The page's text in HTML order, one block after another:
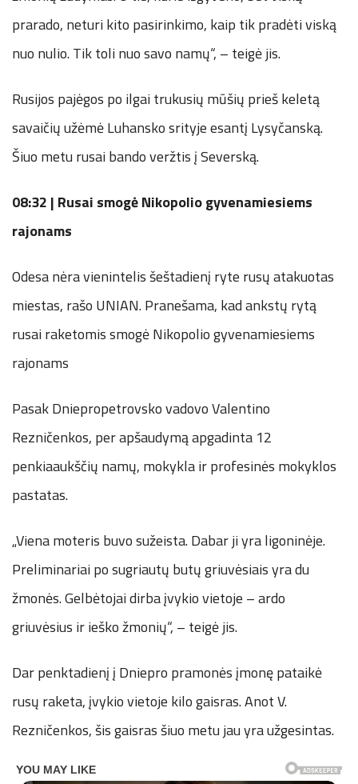
prarado, neturi kito pasirinkimo, kaip tik pradėti viską
nuo nulio. Tik toli nuo savo namų“, – teigė jis.
Rusijos pajėgos po ilgai trukusių mūšių prieš keletą
savaičių užėmė Luhansko srityje esantį Lysyčanską.
Šiuo metu rusai bando veržtis į Severską.
08:32 | Rusai smogė Nikopolio gyvenamiesiems
rajonams
Odesa nėra vienintelis šeštadienį ryte rusų atakuotas
miestas, rašo UNIAN. Pranešama, kad ankstų rytą
rusai raketomis smogė Nikopolio gyvenamiesiems
rajonams
Pasak Dniepropetrovsko vadovo Valentino
Rezničenkos, per apšaudymą apgadinta 12
penkiaaukščių namų, mokykla ir profesinės mokyklos
pastatas.
„Viena moteris buvo sužeista. Dabar ji yra ligoninėje.
Preliminariai po sugriautų butų griuvėsiais yra du
žmonės. Gelbėtojai dirba įvykio vietoje – ardo
griuvėsius ir ieško žmonių“, – teigė jis.
Dar penktadienį į Dniepro pramonės įmonę pataikė
rusų raketa, įvykio vietoje kilo gaisras. Anot V.
Rezničenkos, šis gaisras šiuo metu jau yra užgesintas.